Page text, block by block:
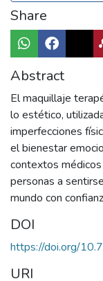
Share
Abstract
El maquillaje
lo estético,
imperfecciones
el bienestar
contextos
personas a
mundo con
DOI
https://doi.org/
URI